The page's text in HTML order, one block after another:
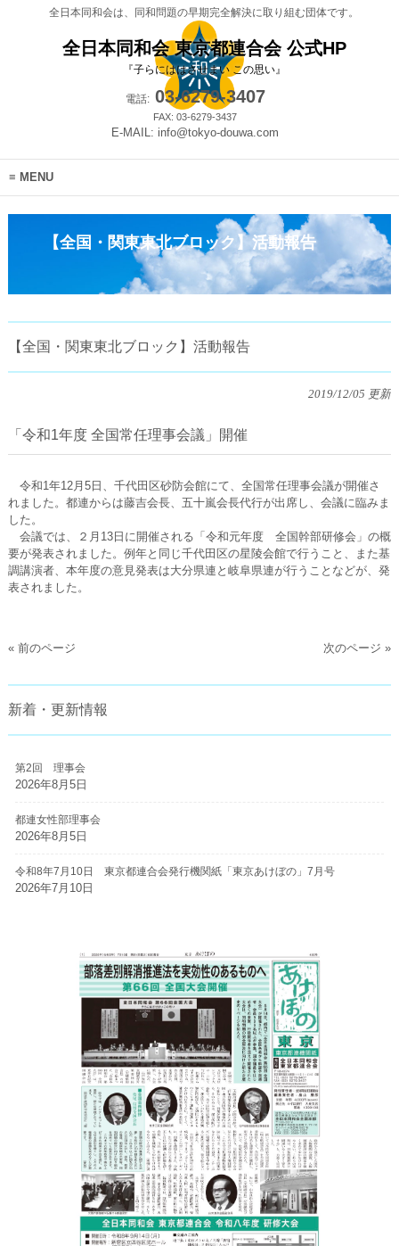
全日本同和会は、同和問題の早期完全解決に取り組む団体です。
全日本同和会 東京都連合会 公式HP
『子らにははさせまい この思い』
電話:03-6279-3407
FAX: 03-6279-3437
E-MAIL: info@tokyo-douwa.com
MENU
【全国・関東東北ブロック】活動報告
【全国・関東東北ブロック】活動報告
2019/12/05 更新
「令和1年度 全国常任理事会議」開催
令和1年12月5日、千代田区砂防会館にて、全国常任理事会議が開催さ
れました。都連からは藤吉会長、五十嵐会長代行が出席し、会議に臨みま
した。
会議では、２月13日に開催される「令和元年度 全国幹部研修会」の概
要が発表されました。例年と同じ千代田区の星陵会館で行うこと、また基
調講演者、本年度の意見発表は大分県連と岐阜県連が行うことなどが、発
表されました。
« 前のページ 次のページ »
新着・更新情報
第2回 理事会
2026年8月5日
都連女性部理事会
2026年8月5日
令和8年7月10日 東京都連合会発行機関紙「東京あけぼの」7月号
2026年7月10日